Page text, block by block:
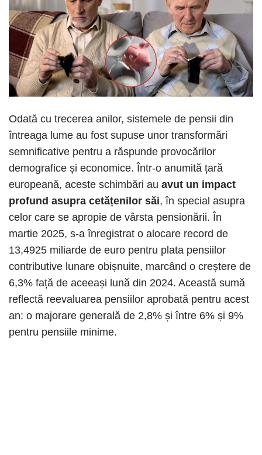
Odată cu trecerea anilor, sistemele de pensii din
întreaga lume au fost supuse unor transformări
semnificative pentru a răspunde provocărilor
demografice și economice. Într-o anumită țară
europeană, aceste schimbări au avut un impact
profund asupra cetățenilor săi, în special asupra
celor care se apropie de vârsta pensionării. În
martie 2025, s-a înregistrat o alocare record de
13,4925 miliarde de euro pentru plata pensiilor
contributive lunare obișnuite, marcând o creștere de
6,3% față de aceeași lună din 2024. Această sumă
reflectă reevaluarea pensiilor aprobată pentru acest
an: o majorare generală de 2,8% și între 6% și 9%
pentru pensiile minime.​